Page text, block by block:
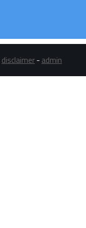
disclaimer- admin